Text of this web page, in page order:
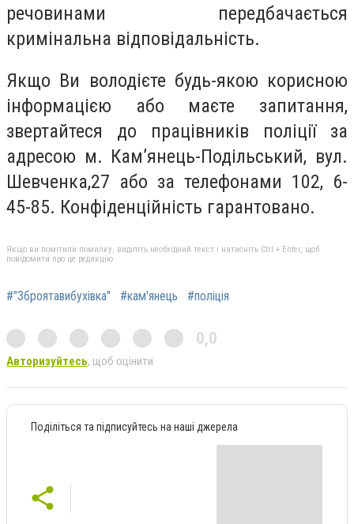
речовинами передбачається
кримінальна відповідальність.
Якщо Ви володієте будь-якою корисною
інформацією або маєте запитання,
звертайтеся до працівників поліції за
адресою м. Кам’янець-Подільський, вул.
Шевченка,27 або за телефонами 102, 6-
45-85. Конфіденційність гарантовано.
Якщо ви помітили помилку, виділіть необхідний текст і натисніть Ctrl + Enter, щоб
повідомити про це редакцію
#"Зброятавибухівка" #кам'янець #поліція
0,0
Авторизуйтесь, щоб оцінити
Поділіться та підписуйтесь на наші джерела